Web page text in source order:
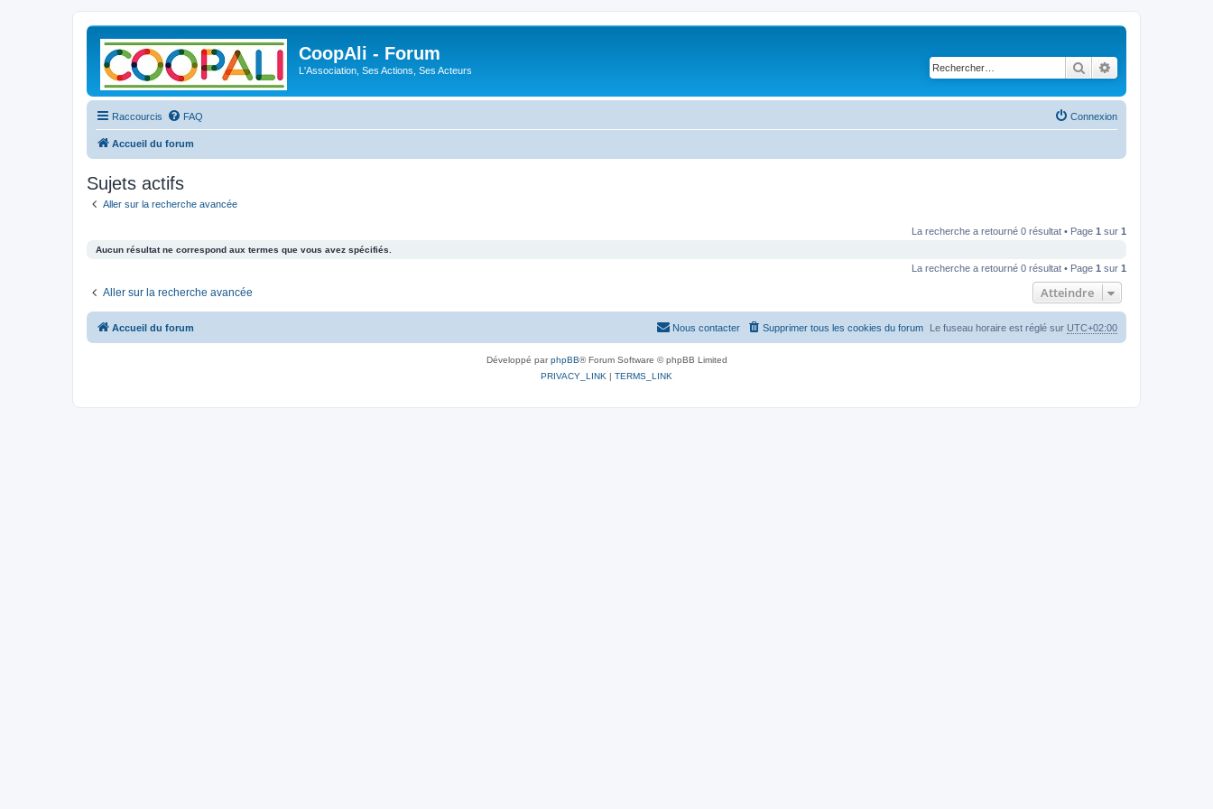
CoopAli - Forum
L'Association, Ses Actions, Ses Acteurs Rechercher
Raccourcis FAQ Connexion
Accueil du forum
Sujets actifs
Aller sur la recherche avancée
La recherche a retourné 0 résultat • Page 1 sur 1
Aucun résultat ne correspond aux termes que vous avez spécifiés.
La recherche a retourné 0 résultat • Page 1 sur 1
Aller sur la recherche avancée Atteindre
Accueil du forum Le fuseau horaire est réglé sur UTC+02:00
Supprimer tous les cookies du forum
Nous contacter
Développé parphpBB® Forum Software © phpBB Limited
PRIVACY_LINK | TERMS_LINK